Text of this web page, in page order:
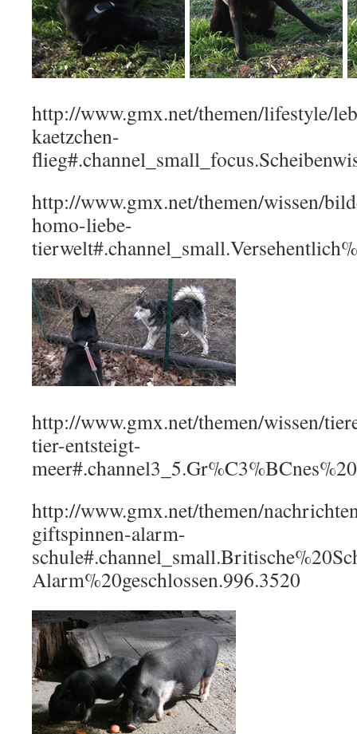
http://www.gmx.net/themen/lifestyle/
kaetzchen-
http://www.gmx.net/themen/wissen/
homo-liebe-
http://www.gmx.net/themen/wissen/
tier-entsteigt-
http://www.gmx.net/themen/
giftspinnen-alarm-
Alarm%20geschlossen.996.3520